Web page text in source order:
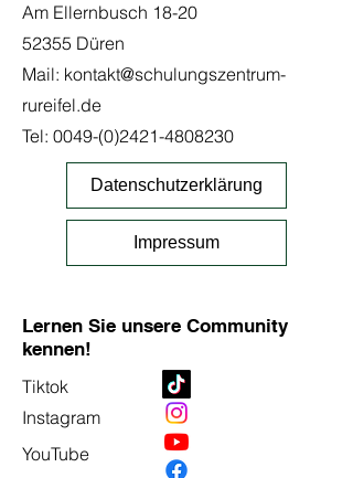
Am Ellernbusch 18-20
52355 Düren
Mail: kontakt@schulungszentrum-
rureifel.de
Tel: 0049-(0)2421-4808230
Datenschutzerklärung
Impressum
Lernen Sie unsere Community
kennen!
Tiktok
Instagram
YouTube